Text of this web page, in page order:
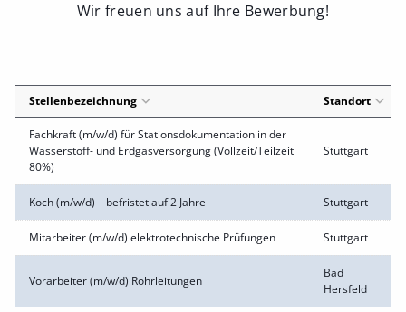
Wir freuen uns auf Ihre Bewerbung!
Stellenbezeichnung Standort
Fachkraft (m/w/d) für Stationsdokumentation in der
Wasserstoff- und Erdgasversorgung (Vollzeit/Teilzeit
80%)
Stuttgart
Koch (m/w/d) – befristet auf 2 Jahre Stuttgart
Mitarbeiter (m/w/d) elektrotechnische Prüfungen Stuttgart
Vorarbeiter (m/w/d) Rohrleitungen
Bad
Hersfeld